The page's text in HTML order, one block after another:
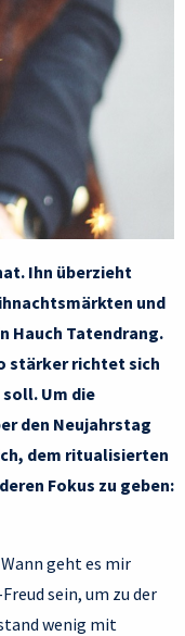
Ihn überzieht
und
Hauch Tatendrang.
stärker richtet sich
Um die
den Neujahrstag
dem ritualisierten
Fokus zu geben:
geht es mir
sein, um zu der
wenig mit